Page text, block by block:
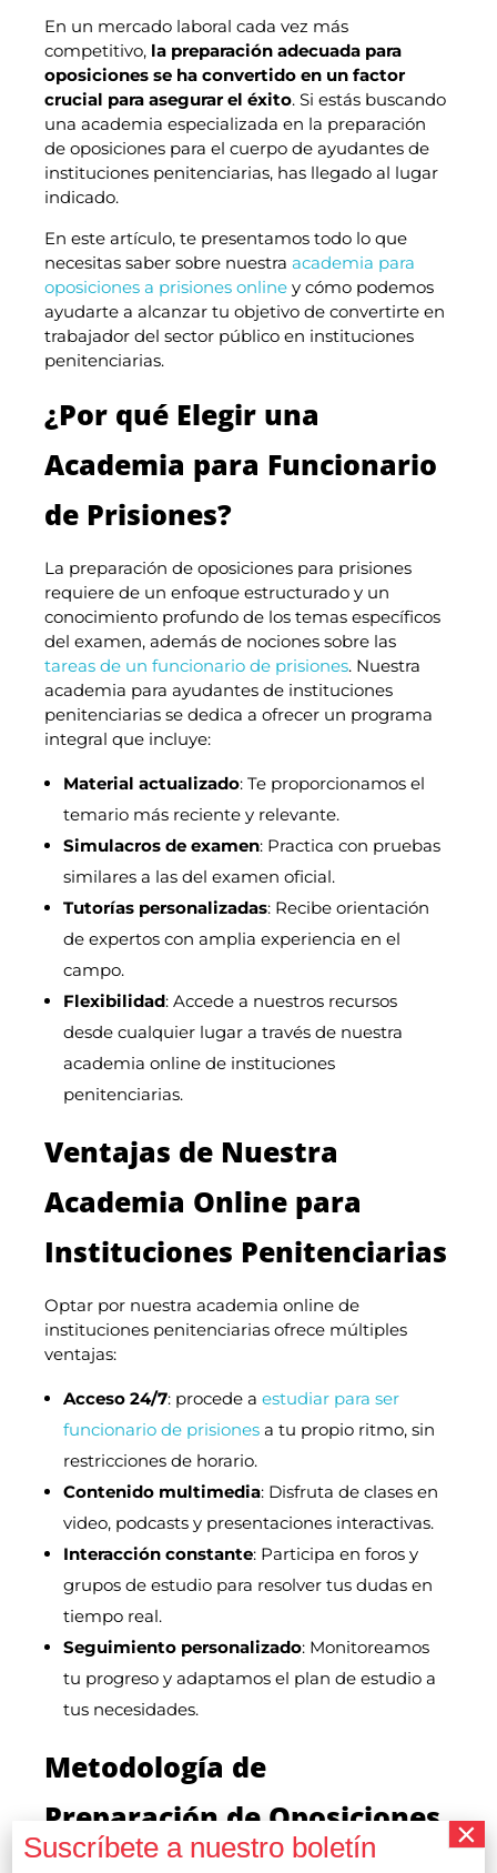
En un mercado laboral cada vez más
competitivo, la preparación adecuada para
oposiciones se ha convertido en un factor
crucial para asegurar el éxito. Si estás buscando
una academia especializada en la preparación
de oposiciones para el cuerpo de ayudantes de
instituciones penitenciarias, has llegado al lugar
indicado.
En este artículo, te presentamos todo lo que
necesitas saber sobre nuestra academia para
oposiciones a prisiones online y cómo podemos
ayudarte a alcanzar tu objetivo de convertirte en
trabajador del sector público en instituciones
penitenciarias.
¿Por qué Elegir una
Academia para Funcionario
de Prisiones?
La preparación de oposiciones para prisiones
requiere de un enfoque estructurado y un
conocimiento profundo de los temas específicos
del examen, además de nociones sobre las
tareas de un funcionario de prisiones. Nuestra
academia para ayudantes de instituciones
penitenciarias se dedica a ofrecer un programa
integral que incluye:
Material actualizado: Te proporcionamos el
temario más reciente y relevante.
Simulacros de examen: Practica con pruebas
similares a las del examen oficial.
Tutorías personalizadas: Recibe orientación
de expertos con amplia experiencia en el
campo.
Flexibilidad: Accede a nuestros recursos
desde cualquier lugar a través de nuestra
academia online de instituciones
penitenciarias.
Ventajas de Nuestra
Academia Online para
Instituciones Penitenciarias
Optar por nuestra academia online de
instituciones penitenciarias ofrece múltiples
ventajas:
Acceso 24/7: procede a estudiar para ser
funcionario de prisionesa tu propio ritmo, sin
restricciones de horario.
Contenido multimedia: Disfruta de clases en
video, podcasts y presentaciones interactivas.
Interacción constante: Participa en foros y
grupos de estudio para resolver tus dudas en
tiempo real.
Seguimiento personalizado: Monitoreamos
tu progreso y adaptamos el plan de estudio a
tus necesidades.
Metodología de
Preparación de Oposiciones